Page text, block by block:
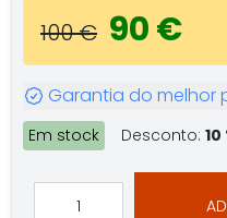
100 € 90 €
Garantia do melhor
Em stock Desconto: 10